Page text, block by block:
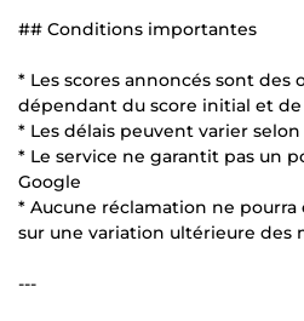
## Conditions importantes
* Les scores annoncés sont des
dépendant du score initial et
* Les délais peuvent varier
* Le service ne garantit pas un
Google
* Aucune réclamation ne
sur une variation ultérieure des
---